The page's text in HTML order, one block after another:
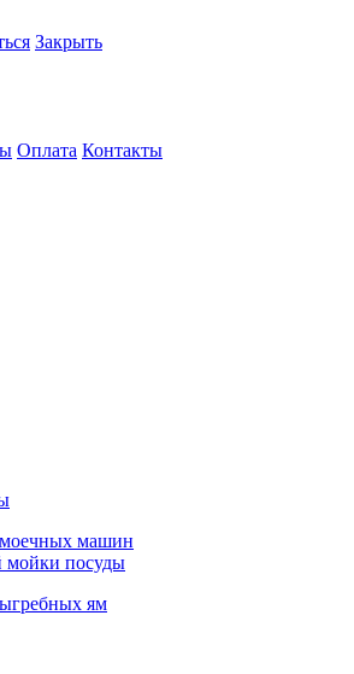
Закрыть
Оплата Контакты
машин
мойки посуды
ям